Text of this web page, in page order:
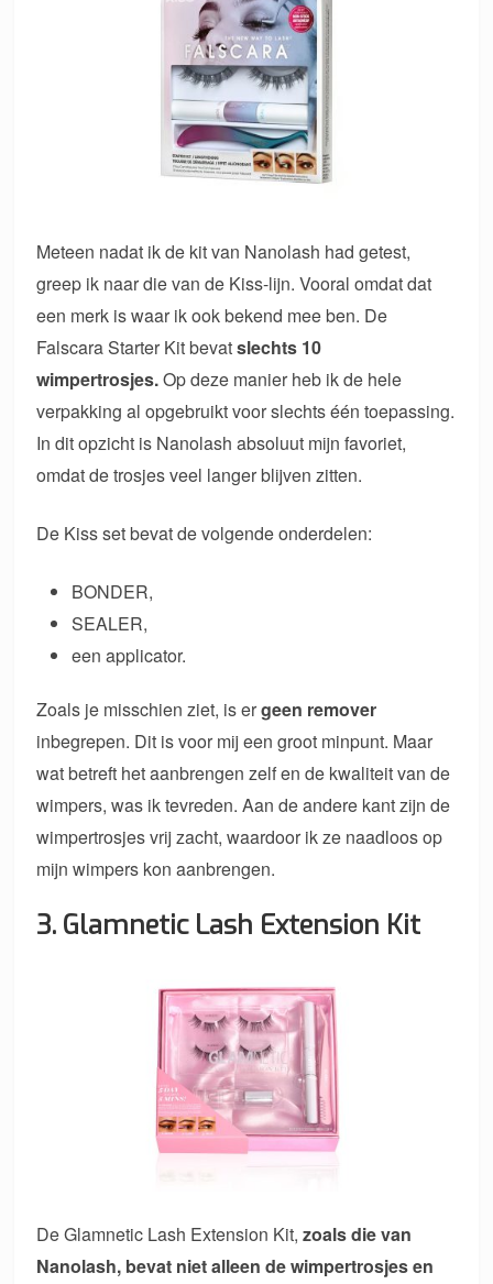
Meteen nadat ik de kit van Nanolash had getest,
greep ik naar die van de Kiss-lijn. Vooral omdat dat
een merk is waar ik ook bekend mee ben. De
Falscara Starter Kit bevatslechts 10
wimpertrosjes.Op deze manier heb ik de hele
verpakking al opgebruikt voor slechts één toepassing.
In dit opzicht is Nanolash absoluut mijn favoriet,
omdat de trosjes veel langer blijven zitten.
De Kiss set bevat de volgende onderdelen:
BONDER,
SEALER,
een applicator.
Zoals je misschien ziet, is ergeen remover
inbegrepen. Dit is voor mij een groot minpunt. Maar
wat betreft het aanbrengen zelf en de kwaliteit van de
wimpers, was ik tevreden. Aan de andere kant zijn de
wimpertrosjes vrij zacht, waardoor ik ze naadloos op
mijn wimpers kon aanbrengen.
3. Glamnetic Lash Extension Kit
De Glamnetic Lash Extension Kit, zoals die van
Nanolash, bevat niet alleen de wimpertrosjes en